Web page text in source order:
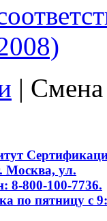
|
Москва, ул.
8-800-100-7736.
по пятницу с